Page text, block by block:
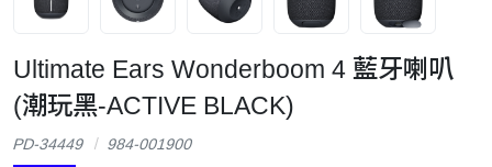
Ultimate Ears Wonderboom 4 藍牙喇叭
(潮玩黑-ACTIVE BLACK)
PD-34449 984-001900